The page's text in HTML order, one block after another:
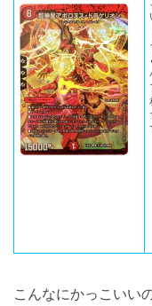
こんなにかっこいい